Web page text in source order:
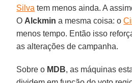
Silva tem menos ainda. A
O Alckmin a mesma coisa: o
menos tempo. Então isso
as alterações de campanha.
Sobre o MDB, as máquinas